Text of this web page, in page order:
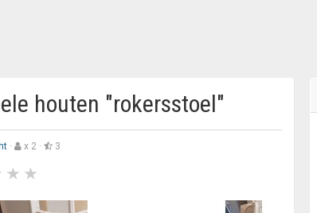
houten "rokersstoel"
· x 2 · 3